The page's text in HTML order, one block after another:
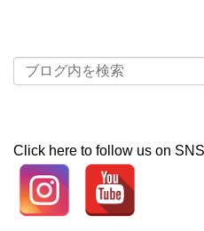
Click here to follow us on SNS